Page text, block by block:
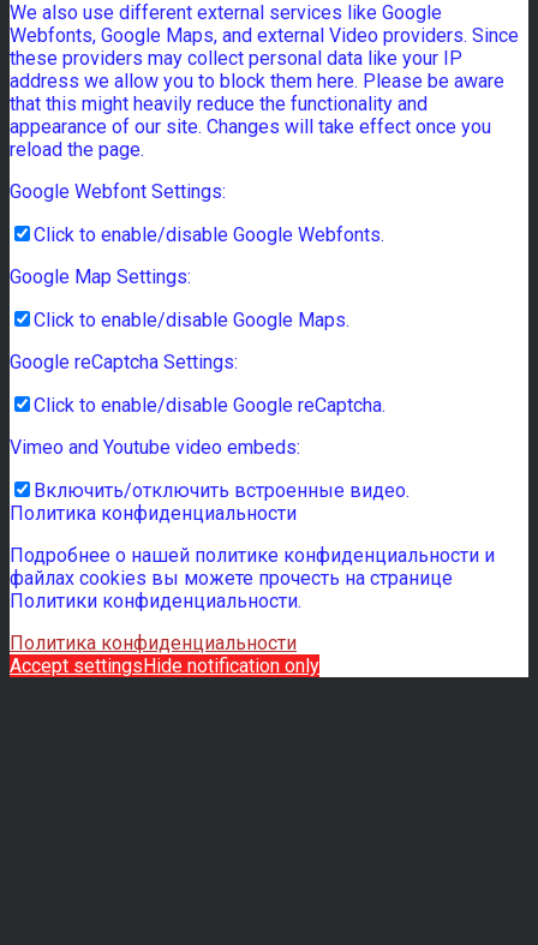
We also use different external services like Google
Webfonts, Google Maps, and external Video providers. Since
these providers may collect personal data like your IP
address we allow you to block them here. Please be aware
that this might heavily reduce the functionality and
appearance of our site. Changes will take effect once you
reload the page.
Google Webfont Settings:
Click to enable/disable Google Webfonts.
Google Map Settings:
Click to enable/disable Google Maps.
Google reCaptcha Settings:
Click to enable/disable Google reCaptcha.
Vimeo and Youtube video embeds:
Включить/отключить встроенные видео.
Политика конфиденциальности
Подробнее о нашей политике конфиденциальности и
файлах cookies вы можете прочесть на странице
Политики конфиденциальности.
Политика конфиденциальности
Accept settingsHide notification only